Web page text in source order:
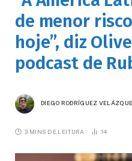
de menor
hoje”, diz
podcast de
DIEGO RODRÍGUEZ
3 MINS DE LEITURA 14